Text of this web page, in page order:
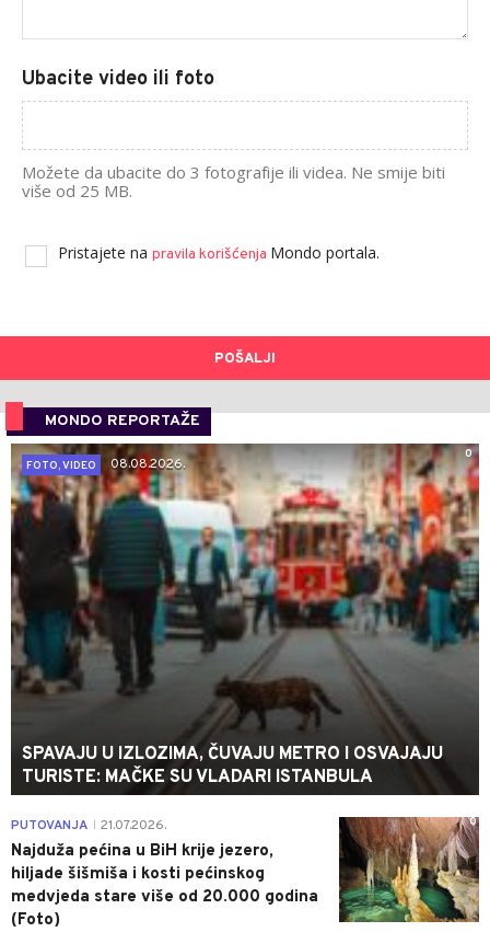
Ubacite video ili foto
Možete da ubacite do 3 fotografije ili videa. Ne smije biti
više od 25 MB.
Pristajete na pravila korišćenja Mondo portala.
POŠALJI
MONDO REPORTAŽE
0
FOTO, VIDEO
08.08.2026.
SPAVAJU U IZLOZIMA, ČUVAJU METRO I OSVAJAJU
TURISTE: MAČKE SU VLADARI ISTANBULA
0
PUTOVANJA 21.07.2026.
Najduža pećina u BiH krije jezero,
hiljade šišmiša i kosti pećinskog
medvjeda stare više od 20.000 godina
(Foto)